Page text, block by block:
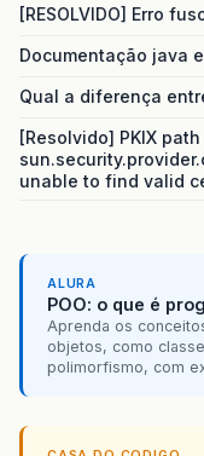
[RESOLVIDO] Erro
Documentação java
Qual a diferença
[Resolvido] PKIX
unable to find valid
ALURA
POO: o que é
Aprenda os
objetos, como
polimorfismo, com